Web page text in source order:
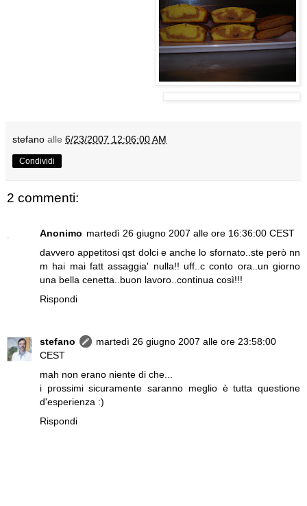
stefano alle 6/23/2007 12:06:00 AM
Condividi
2 commenti:
Anonimo martedì 26 giugno 2007 alle ore 16:36:00 CEST
davvero appetitosi qst dolci e anche lo sfornato..ste però nn
m hai mai fatt assaggia' nulla!! uff..c conto ora..un giorno
una bella cenetta..buon lavoro..continua così!!!
Rispondi
stefano
martedì 26 giugno 2007 alle ore 23:58:00
CEST
mah non erano niente di che...
i prossimi sicuramente saranno meglio è tutta questione
d'esperienza :)
Rispondi